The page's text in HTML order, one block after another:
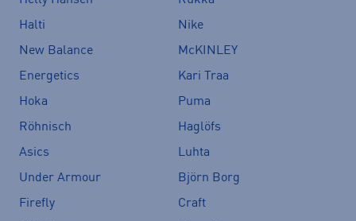
Halti
Nike
New Balance
McKINLEY
Energetics
Kari Traa
Hoka
Puma
Röhnisch
Haglöfs
Asics
Luhta
Under Armour
Björn Borg
Firefly
Craft